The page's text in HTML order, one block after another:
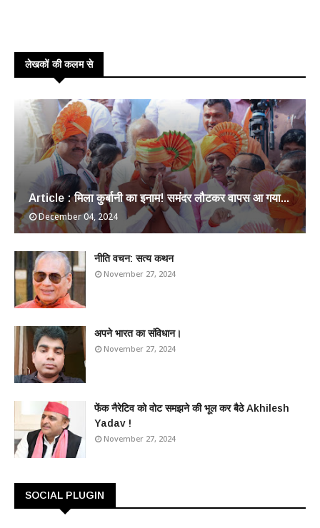
लेखकों की कलम से
Article : मिला कुर्बानी का इनाम! समंदर लौटकर वापस आ गया...
December 04, 2024
​नीति वचन: सत्य कथन
November 27, 2024
अपने भारत का संविधान।
November 27, 2024
फेंक नैरेटिव को वोट समझने की भूल कर बैठे Akhilesh
Yadav !
November 27, 2024
SOCIAL PLUGIN